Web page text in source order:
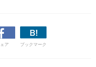
ア ブックマーク